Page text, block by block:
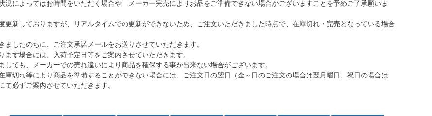
況によってはお時間をいただく場合や、メーカー完売によりお品をご準備できない場合がございますことを予めご了承願いま
更新しておりますが、リアルタイムでの更新ができないため、ご注文いただきました時点で、在庫切れ・完売となっている場合
ましたのちに、ご注文承諾メールをお送りさせていただきます。
ます場合には、入荷予定日等をご案内させていただきます。
しても、メーカーでの売れ違いにより商品を確保する事が出来ない場合がございます。
庫切れ等により商品を準備することができない場合には、ご注文日の翌日（金～日のご注文の場合は翌月曜日、祝日の場合は
て必ずご案内させていただきます。